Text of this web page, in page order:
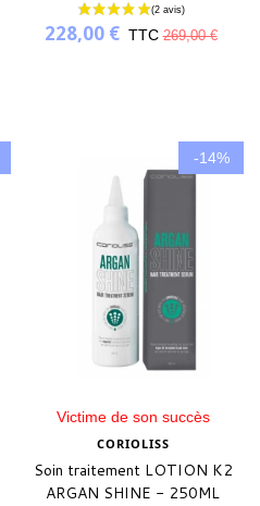
228,00 € TTC 269,00 €
-14%
Victime de son succès
CORIOLISS
Soin traitement LOTION K2
ARGAN SHINE - 250ML